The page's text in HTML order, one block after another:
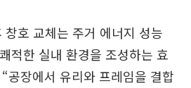
창호 교체는 주거 에너지 성능
적한 실내 환경을 조성하는 효
공장에서 유리와 프레임을 결합